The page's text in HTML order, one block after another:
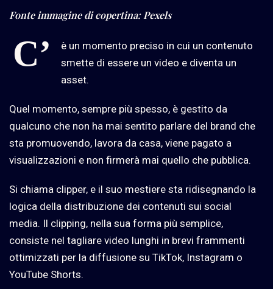
Fonte immagine di copertina: Pexels
C’
è un momento preciso in cui un contenuto
smette di essere un video e diventa un
asset.
Quel momento, sempre più spesso, è gestito da
qualcuno che non ha mai sentito parlare del brand che
sta promuovendo, lavora da casa, viene pagato a
visualizzazioni e non firmerà mai quello che pubblica.
Si chiama clipper, e il suo mestiere sta ridisegnando la
logica della distribuzione dei contenuti sui social
media. Il clipping, nella sua forma più semplice,
consiste nel tagliare video lunghi in brevi frammenti
ottimizzati per la diffusione su TikTok, Instagram o
YouTube Shorts.